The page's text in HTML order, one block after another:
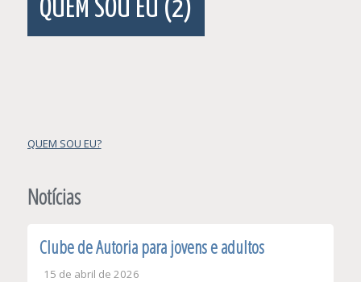
QUEM SOU EU (2)
Navegação
Post
QUEM SOU EU?
Notícias
Clube de Autoria para jovens e adultos
15 de abril de 2026